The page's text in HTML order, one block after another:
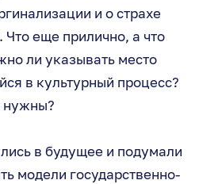
и о страхе
еще прилично, а что
ли указывать место
в культурный процесс?
нужны?
в будущее и подумали
модели государственно-